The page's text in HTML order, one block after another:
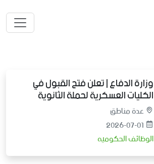
وزارة الدفاع | تعلن فتح القبول في
الكليات العسكرية لحملة الثانوية
عدة مناطق
2026-07-01
الوظائف الحكوميه